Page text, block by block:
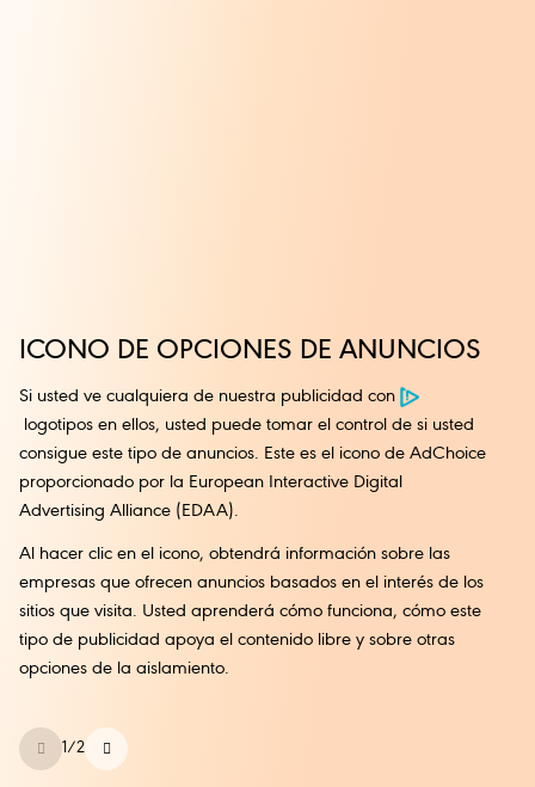
ICONO DE OPCIONES DE ANUNCIOS
Si usted ve cualquiera de nuestra publicidad con
logotipos en ellos, usted puede tomar el control de si usted
consigue este tipo de anuncios. Este es el icono de AdChoice
proporcionado por la European Interactive Digital
Advertising Alliance (EDAA).
Al hacer clic en el icono, obtendrá información sobre las
empresas que ofrecen anuncios basados en el interés de los
sitios que visita. Usted aprenderá cómo funciona, cómo este
tipo de publicidad apoya el contenido libre y sobre otras
opciones de la aislamiento.
1/2